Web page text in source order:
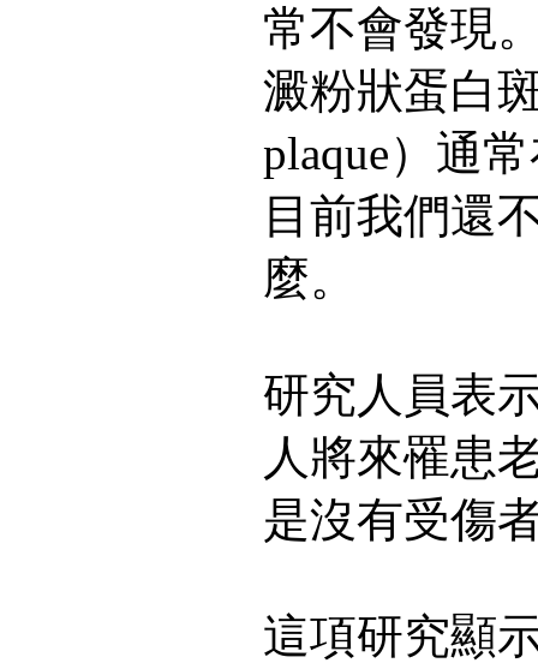
常不會發現
澱粉狀蛋白
plaque）通
目前我們還
麼。
研究人員表
人將來罹患
是沒有受傷
這項研究顯